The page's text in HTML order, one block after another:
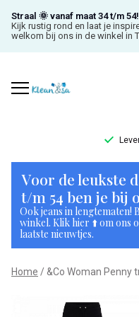
Straal 🌞 vanaf maat 34 t/m 54!
Kijk rustig rond en laat je
welkom bij ons in de winkel in
&Co
Woman
Penny
travel
N
Voor de leukste
t/m 54 ben je bij
Ook jeans in lengtematen!
winkel. Klik hier ⬆️ om ons
laatste nieuwtjes.
Home &Co Woman Penny